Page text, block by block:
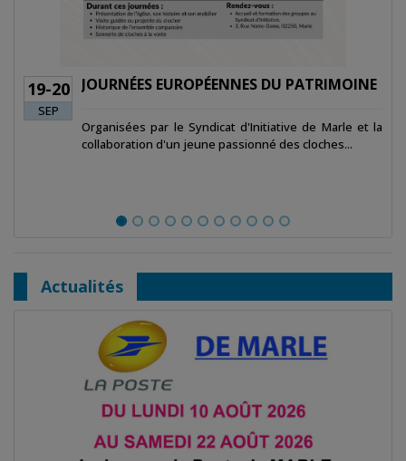
JOURNÉES EUROPÉENNES DU PATRIMOINE
Organisées par le Syndicat d'Initiative de Marle et la
collaboration d'un jeune passionné des cloches...
05-06
Actualités